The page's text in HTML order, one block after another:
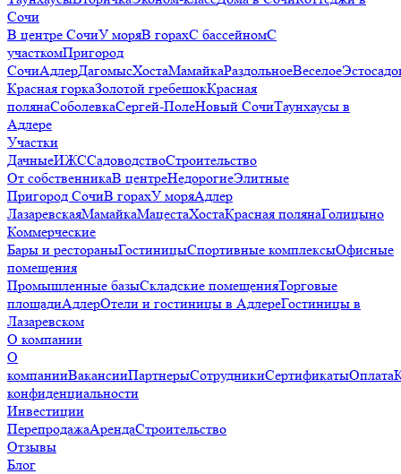
Сочи
В центре СочиУ моряВ горахС бассейномС
участкомПригород
СочиАдлерДагомысХостаМамайкаРаздольноеВеселое
Красная горкаЗолотой гребешокКрасная
полянаСоболевкаСергей-ПолеНовый СочиТаунхаусы в
Адлере
Участки
ДачныеИЖССадоводствоСтроительство
От собственникаВ центреНедорогиеЭлитные
Пригород СочиВ горахУ моряАдлер
ЛазаревскаяМамайкаМацестаХостаКрасная полянаГолицыно
Коммерческие
Бары и рестораныГостиницыСпортивные комплексыОфисные
помещения
Промышленные базыСкладские помещенияТорговые
площадиАдлерОтели и гостиницы в АдлереГостиницы в
Лазаревском
О компании
О
компанииВакансииПартнерыСотрудникиСертификатыОплата
конфиденциальности
Инвестиции
ПерепродажаАрендаСтроительство
Отзывы
Блог